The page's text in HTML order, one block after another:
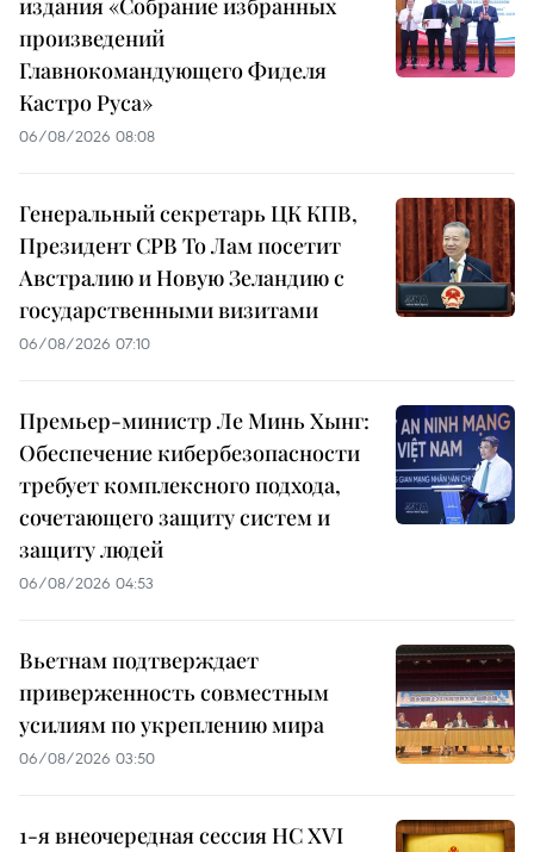
издания «Собрание избранных
произведений
Главнокомандующего Фиделя
Кастро Руса»
06/08/2026 08:08
Генеральный секретарь ЦК КПВ,
Президент СРВ То Лам посетит
Австралию и Новую Зеландию с
государственными визитами
06/08/2026 07:10
Премьер-министр Ле Минь Хынг:
Обеспечение кибербезопасности
требует комплексного подхода,
сочетающего защиту систем и
защиту людей
06/08/2026 04:53
Вьетнам подтверждает
приверженность совместным
усилиям по укреплению мира
06/08/2026 03:50
1-я внеочередная сессия НС XVI